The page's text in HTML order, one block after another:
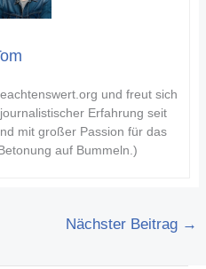
und freut sich
Erfahrung seit
mit großer Passion für das
auf Bummeln.)
Nächster Beitrag →